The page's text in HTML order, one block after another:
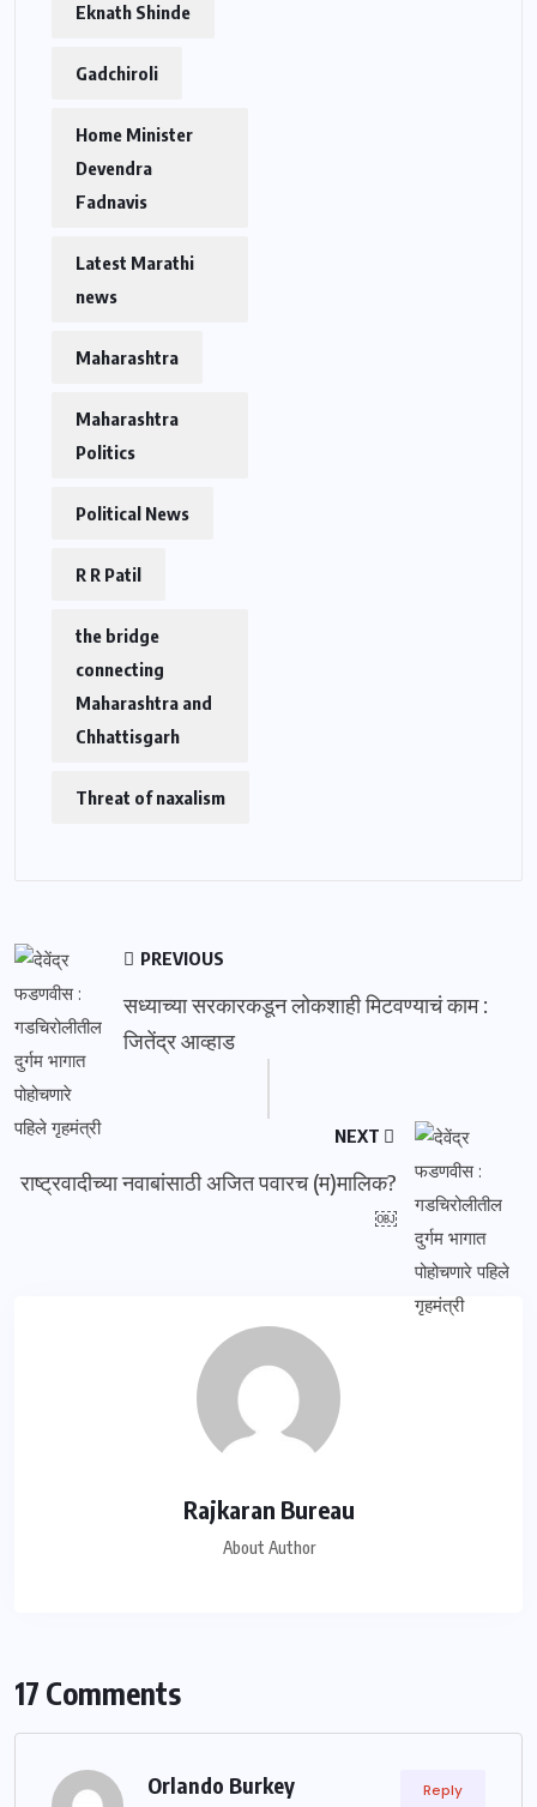
Eknath Shinde
Gadchiroli
Home Minister
Devendra
Fadnavis
Latest Marathi
news
Maharashtra
Maharashtra
Politics
Political News
R R Patil
the bridge
connecting
Maharashtra and
Chhattisgarh
Threat of naxalism
PREVIOUS
सध्याच्या सरकारकडून लोकशाही मिटवण्याचं काम :
जितेंद्र आव्हाड
NEXT
राष्ट्रवादीच्या नवाबांसाठी अजित पवारच (म)मालिक?
￼
Rajkaran Bureau
About Author
17 Comments
Orlando Burkey Reply